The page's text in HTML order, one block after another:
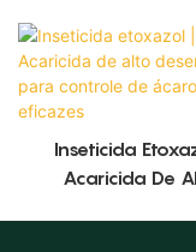
Inseticida
Acaricida De